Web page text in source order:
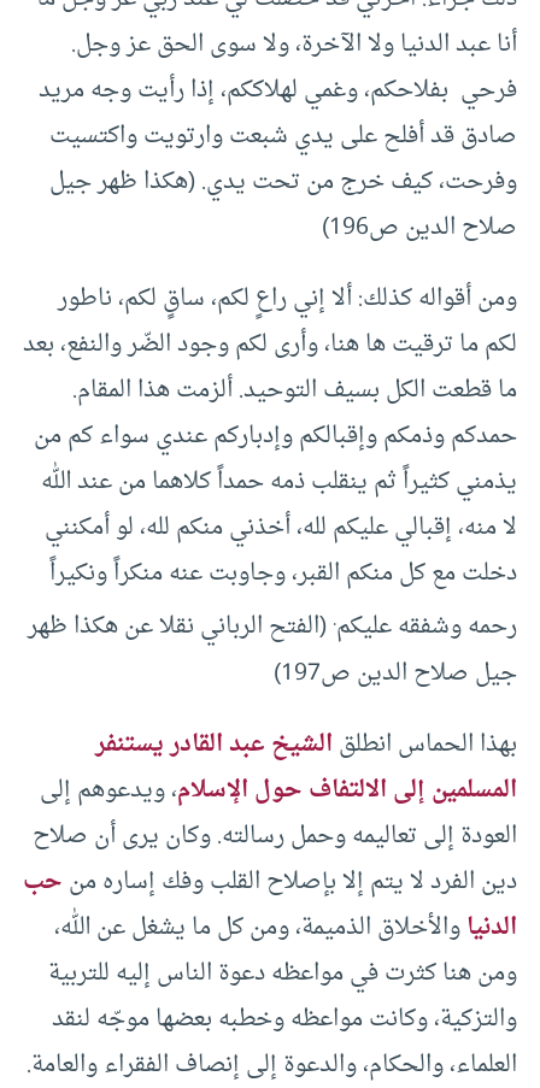
أنا عبد الدنيا ولا الآخرة، ولا سوى الحق عز وجل.
فرحي بفلاحكم، وغمي لهلاككم، إذا رأيت وجه مريد
صادق قد أفلح على يدي شبعت وارتويت واكتسيت
وفرحت، كيف خرج من تحت يدي. (هكذا ظهر جيل
صلاح الدين ص196)
ومن أقواله كذلك: ألا إني راعٍ لكم، ساقٍ لكم، ناطور
لكم ما ترقيت ها هنا، وأرى لكم وجود الضّر والنفع، بعد
ما قطعت الكل بسيف التوحيد. ألزمت هذا المقام.
حمدكم وذمكم وإقبالكم وإدباركم عندي سواء كم من
يذمني كثيراً ثم ينقلب ذمه حمداً كلاهما من عند الله
لا منه، إقبالي عليكم لله، أخذني منكم لله، لو أمكنني
دخلت مع كل منكم القبر، وجاوبت عنه منكراً ونكيراً
رحمه وشفقه عليكم. (الفتح الرباني نقلا عن هكذا ظهر
جيل صلاح الدين ص197)
بهذا الحماس انطلقالشيخ عبد القادر يستنفر
المسلمين إلى الالتفاف حول الإسلام، ويدعوهم إلى
العودة إلى تعاليمه وحمل رسالته. وكان يرى أن صلاح
دين الفرد لا يتم إلا بإصلاح القلب وفك إساره منحب
الدنياوالأخلاق الذميمة، ومن كل ما يشغل عن الله،
ومن هنا كثرت في مواعظه دعوة الناس إليه للتربية
والتزكية، وكانت مواعظه وخطبه بعضها موجّه لنقد
العلماء، والحكام، والدعوة إلى إنصاف الفقراء والعامة.